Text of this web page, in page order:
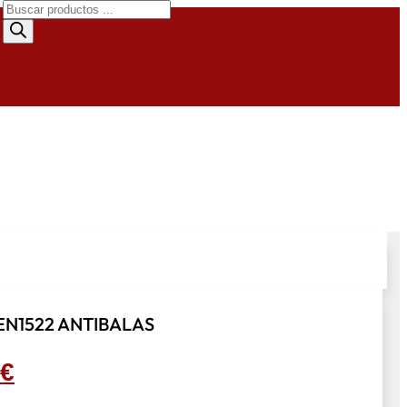
Búsqueda
de
productos
ANTIBALAS
€